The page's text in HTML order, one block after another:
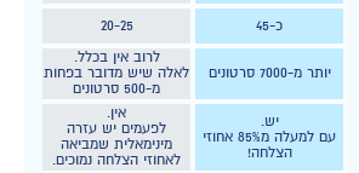
כ-45 20-25
יותר מ-7000 סרטונים
לרוב אין בכלל.
לאלה שיש מדובר בפחות
מ-500 סרטונים
יש.
עם למעלה מ85% אחוזי
הצלחה!
אין.
לפעמים יש עזרה
מינימאלית שמביאה
לאחוזי הצלחה נמוכים.